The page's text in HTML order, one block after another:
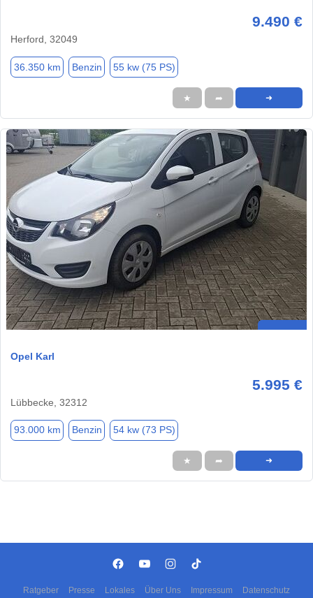
9.490 €
Herford, 32049
36.350 km Benzin 55 kw (75 PS)
★ ➦ ➜
Opel Karl
5.995 €
Lübbecke, 32312
93.000 km Benzin 54 kw (73 PS)
★ ➦ ➜
Ratgeber Presse Lokales Über Uns Impressum Datenschutz